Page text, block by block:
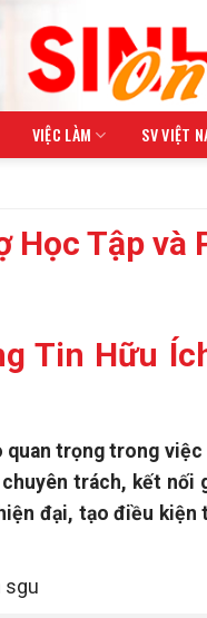
VIỆC LÀM SV VIỆT
Học Tập
Tin Hữu
trọng trong
trách, kết nối
đại, tạo điều